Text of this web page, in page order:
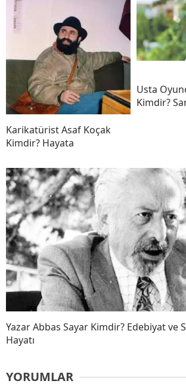
Karikatürist Asaf Koçak
Kimdir? Hayata
Usta
Kimdir?
Yazar Abbas Sayar Kimdir? Edebiyat ve
Hayatı
YORUMLAR